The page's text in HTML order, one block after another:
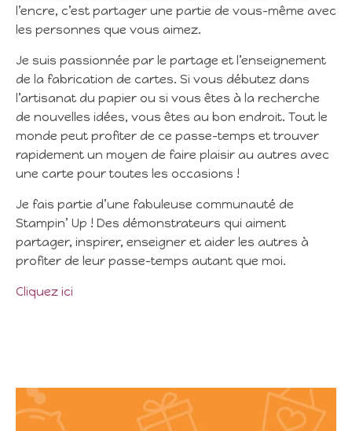
l’encre, c’est partager une partie de vous-même avec
les personnes que vous aimez.
Je suis passionnée par le partage et l’enseignement
de la fabrication de cartes. Si vous débutez dans
l’artisanat du papier ou si vous êtes à la recherche
de nouvelles idées, vous êtes au bon endroit. Tout le
monde peut profiter de ce passe-temps et trouver
rapidement un moyen de faire plaisir au autres avec
une carte pour toutes les occasions !
Je fais partie d’une fabuleuse communauté de
Stampin’ Up ! Des démonstrateurs qui aiment
partager, inspirer, enseigner et aider les autres à
profiter de leur passe-temps autant que moi.
Cliquez ici